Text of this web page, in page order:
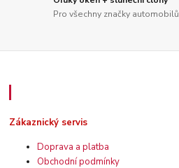
Pro všechny značky automobilů
Zákaznický servis
Doprava a platba
Obchodní podmínky